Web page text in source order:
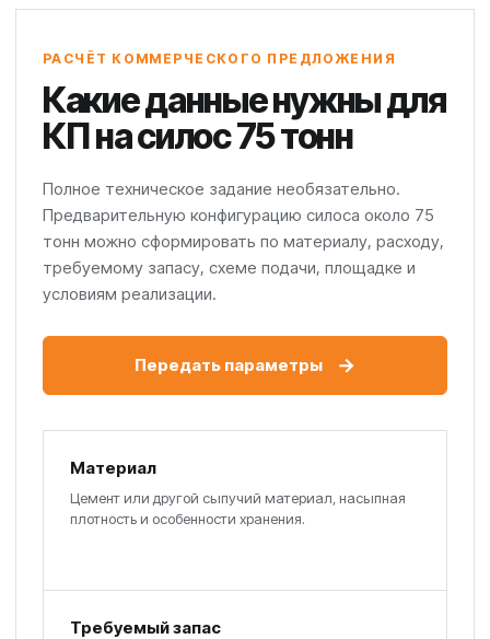
РАСЧЁТ КОММЕРЧЕСКОГО ПРЕДЛОЖЕНИЯ
Какие данные нужны для
КП на силос 75 тонн
Полное техническое задание необязательно.
Предварительную конфигурацию силоса около 75
тонн можно сформировать по материалу, расходу,
требуемому запасу, схеме подачи, площадке и
условиям реализации.
Передать параметры →
Материал
Цемент или другой сыпучий материал, насыпная
плотность и особенности хранения.
Требуемый запас